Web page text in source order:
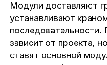
Модули доставляют
устанавливают
зависит от проекта,
ставят основной